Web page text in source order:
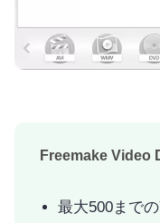
Freemake Video
最大500まで